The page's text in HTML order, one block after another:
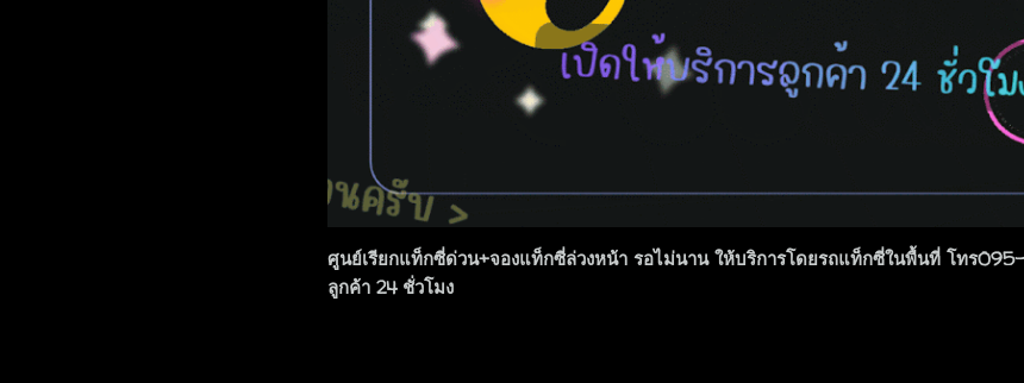
ศูนย์เรียกแท็กซี่ด่วน+จองแท็กซี่ล่วงหน้า รอไม่นาน ให้บริการโดยรถแท็กซี่ในพื้นที่ โทร
ลูกค้า 24 ชั่วโมง